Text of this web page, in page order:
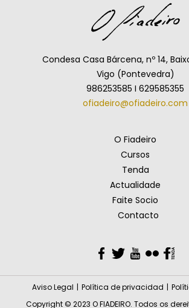
Condesa Casa Bárcena, nº 14,
Vigo (Pontevedra)
986253585 I 629585355
ofiadeiro@ofiadeiro.com
Facebook
Twitter
YouTube
Flickr
O Fiadeiro
Cursos
Tenda
Actualidade
Faite Socio
Contacto
Copyright © 2023 O FIADEIRO. Todos os
Aviso Legal Política de privacidad